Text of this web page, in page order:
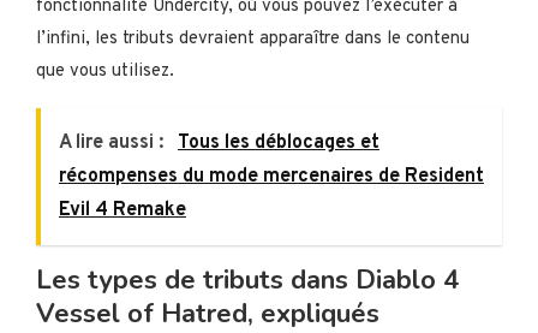
fonctionnalité Undercity, où vous pouvez l’exécuter à
l’infini, les tributs devraient apparaître dans le contenu
que vous utilisez.
A lire aussi :
Tous les déblocages et
récompenses du mode mercenaires de Resident
Evil 4 Remake
Les types de tributs dans Diablo 4
Vessel of Hatred, expliqués